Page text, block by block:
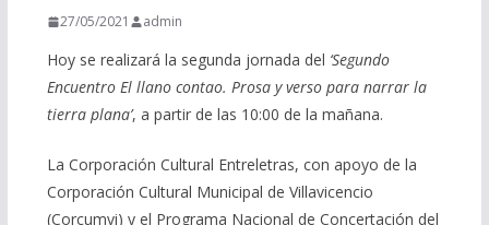
27/05/2021 admin
Hoy se realizará la segunda jornada del ‘Segundo
Encuentro El llano contao. Prosa y verso para narrar la
tierra plana’, a partir de las 10:00 de la mañana.
La Corporación Cultural Entreletras, con apoyo de la
Corporación Cultural Municipal de Villavicencio
(Corcumvi) y el Programa Nacional de Concertación del